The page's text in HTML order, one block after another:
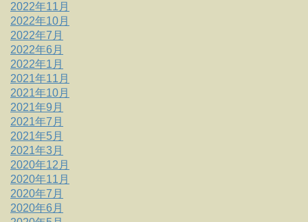
2022年11月
2022年10月
2022年7月
2022年6月
2022年1月
2021年11月
2021年10月
2021年9月
2021年7月
2021年5月
2021年3月
2020年12月
2020年11月
2020年7月
2020年6月